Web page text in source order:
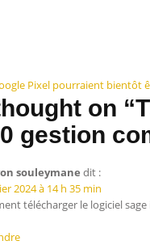
Pixel pourraient bientôt
on
gestion
souleymane dit :
2024 à 14 h 35 min
télécharger le logiciel sage